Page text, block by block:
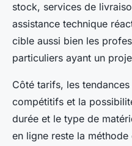
stock, services de
assistance technique
cible aussi bien les
particuliers ayant un
Côté tarifs, les
compétitifs et la
durée et le type de
en ligne reste la